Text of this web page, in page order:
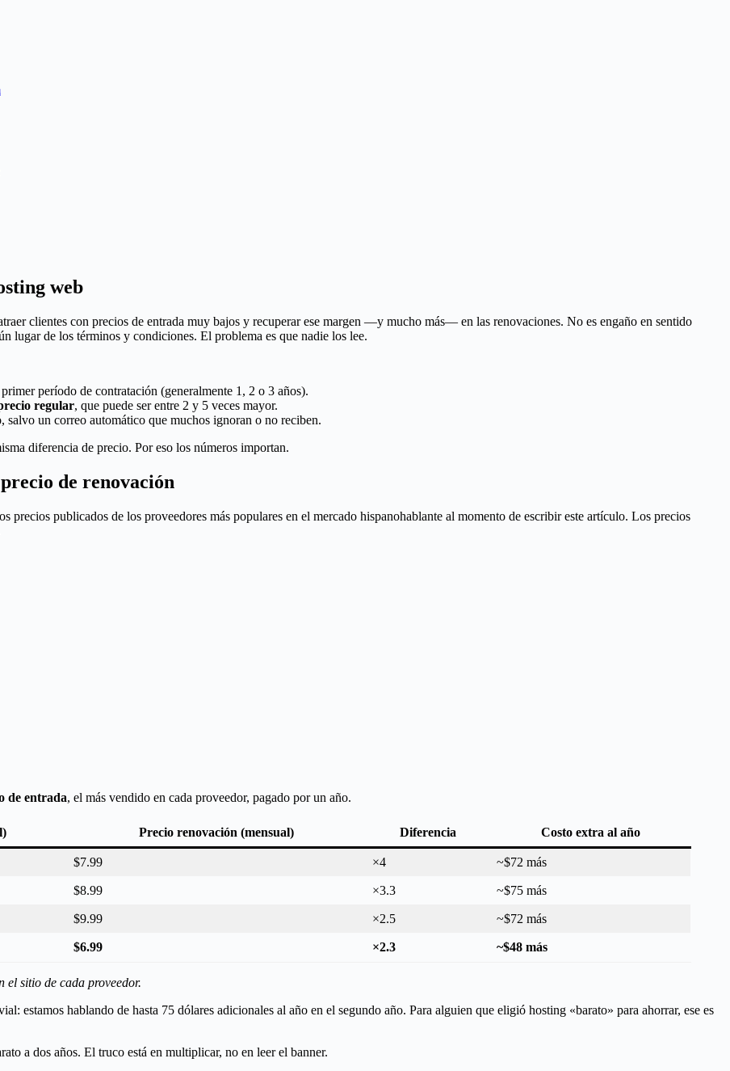
web
clientes con precios de entrada muy bajos y recuperar ese margen —y mucho más— en las renovaciones. No es engaño en sentido
lugar de los términos y condiciones. El problema es que nadie los lee.
período de contratación (generalmente 1, 2 o 3 años).
regular, que puede ser entre 2 y 5 veces mayor.
un correo automático que muchos ignoran o no reciben.
diferencia de precio. Por eso los números importan.
de renovación
precios publicados de los proveedores más populares en el mercado hispanohablante al momento de escribir este artículo. Los precios
de entrada, el más vendido en cada proveedor, pagado por un año.
Precio renovación (mensual) Diferencia Costo extra al año
$7.99 ×4 ~$72 más
$8.99 ×3.3 ~$75 más
$9.99 ×2.5 ~$72 más
$6.99 ×2.3 ~$48 más
el sitio de cada proveedor.
estamos hablando de hasta 75 dólares adicionales al año en el segundo año. Para alguien que eligió hosting «barato» para ahorrar, ese es
a dos años. El truco está en multiplicar, no en leer el banner.